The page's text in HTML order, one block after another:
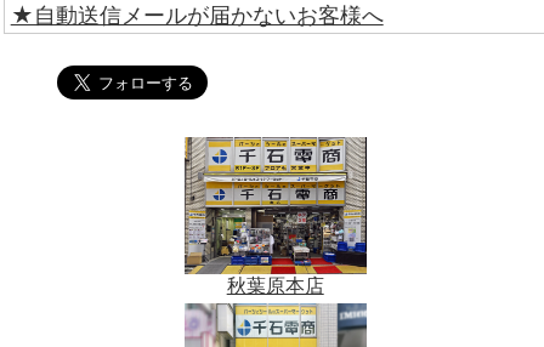
★自動送信メールが届かないお客様へ
秋葉原本店